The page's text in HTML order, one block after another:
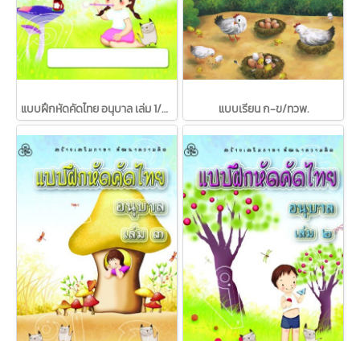
แบบฝึกหัดคัดไทย อนุบาล เล่ม 1/ทวพ. แบบเรียน ก-ข/ทวพ.